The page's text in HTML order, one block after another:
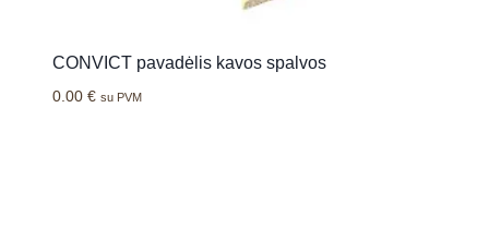
CONVICT pavadėlis kavos spalvos
0.00 € su PVM